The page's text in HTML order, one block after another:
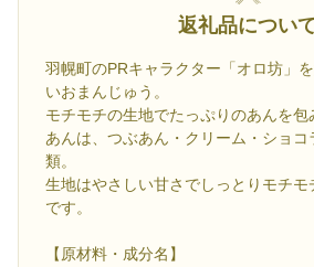
返礼品につい
羽幌町のPRキャラクター「オロ坊」
いおまんじゅう。
モチモチの生地でたっぷりのあんを包
あんは、つぶあん・クリーム・ショ
類。
生地はやさしい甘さでしっとりモチ
です。
【原材料・成分名】